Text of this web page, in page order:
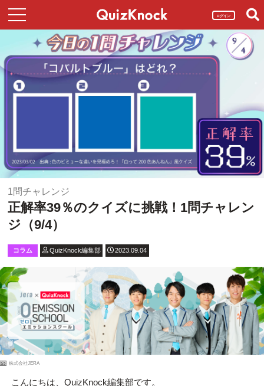
ログイン
1問チャレンジ
正解率39％のクイズに挑戦！1問チャレン
ジ（9/4）
コラム QuizKnock編集部 2023.09.04
PR 株式会社JERA
こんにちは、QuizKnock編集部です。